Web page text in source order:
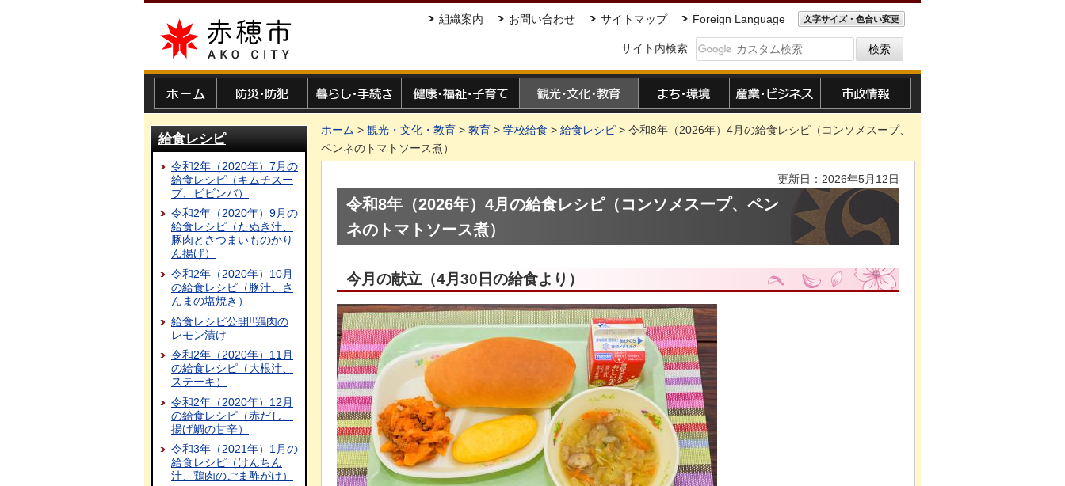
赤穂市 組織案内 お問い合わせ サイトマップ Foreign Language 文字サイズ・色合い変更
サイト内検索
給食レシピ
令和2年（2020年）7月の
給食レシピ（キムチスー
プ、ビビンバ）
令和2年（2020年）9月の
給食レシピ（たぬき汁、
豚肉とさつまいものかり
ん揚げ）
令和2年（2020年）10月
の給食レシピ（豚汁、さ
んまの塩焼き）
給食レシピ公開!!鶏肉の
レモン漬け
令和2年（2020年）11月
の給食レシピ（大根汁、
ステーキ）
令和2年（2020年）12月
の給食レシピ（赤だし、
揚げ鯛の甘辛）
令和3年（2021年）1月の
給食レシピ（けんちん
汁、鶏肉のごま酢がけ）
ホーム > 観光・文化・教育 > 教育 > 学校給食 > 給食レシピ > 令和8年（2026年）4月の給食レシピ（コンソメスープ、
ペンネのトマトソース煮）
更新日：2026年5月12日
令和8年（2026年）4月の給食レシピ（コンソメスープ、ペン
ネのトマトソース煮）
今月の献立（4月30日の給食より）